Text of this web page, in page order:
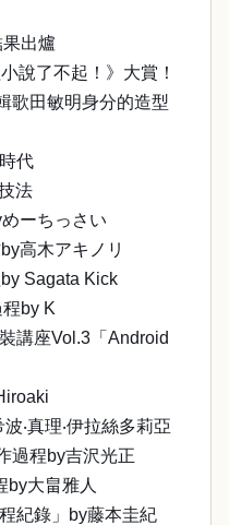
出爐
說了不起！》大賞！
歌田敏明身分的造型
代
法
ーちっさい
高木アキノリ
Sagata Kick
by K
講座Vol.3「Android
‧真理‧伊拉絲多莉亞
過程by吉沢光正
by大畠雅人
紀錄」by藤本圭紀